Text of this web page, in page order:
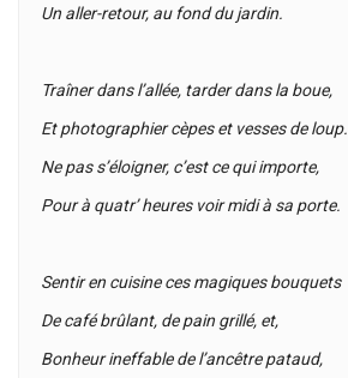
Un aller-retour, au fond du jardin.
Traîner dans l’allée, tarder dans la boue,
Et photographier cèpes et vesses de loup.
Ne pas s’éloigner, c’est ce qui importe,
Pour à quatr’ heures voir midi à sa porte.
Sentir en cuisine ces magiques bouquets
De café brûlant, de pain grillé, et,
Bonheur ineffable de l’ancêtre pataud,